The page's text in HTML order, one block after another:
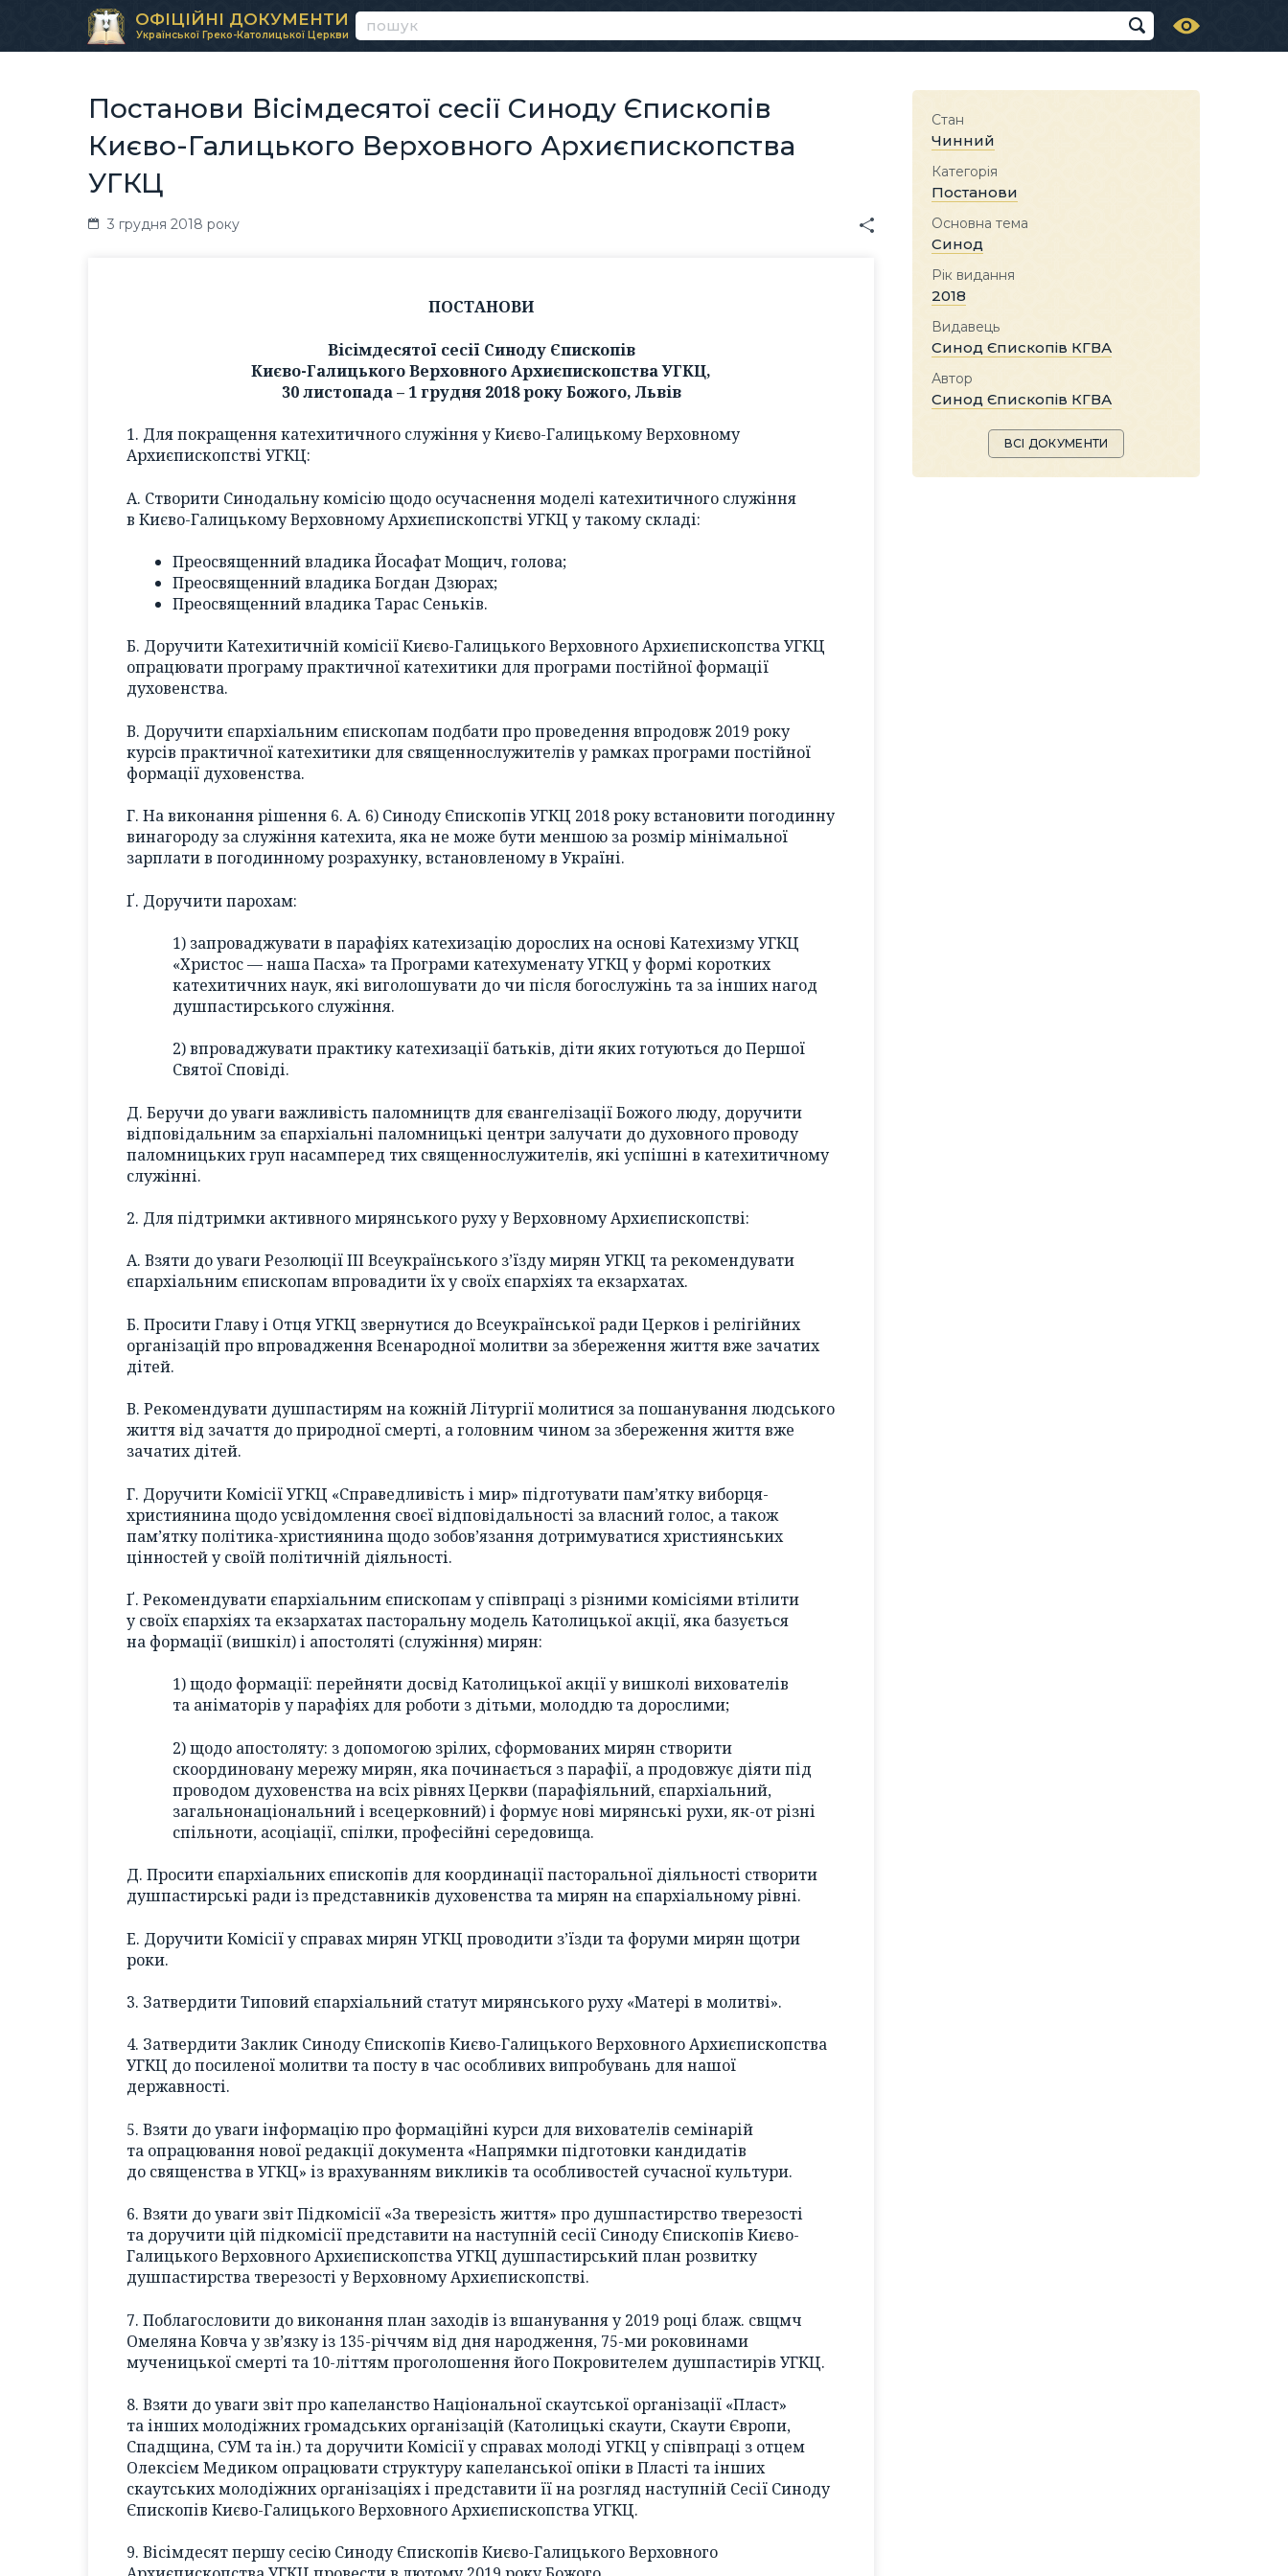
ОФІЦІЙНІ ДОКУМЕНТИ
Української Греко-Католицької Церкви
Постанови Вісімдесятої сесії Синоду Єпископів
Києво-Галицького Верховного Архиєпископства
УГКЦ
3 грудня 2018 року
ПОСТАНОВИ
Вісімдесятої сесії Синоду Єпископів
Києво-Галицького Верховного Архиєпископства УГКЦ,
30 листопада – 1 грудня 2018 року Божого, Львів
1. Для покращення катехитичного служіння у Києво-Галицькому Верховному
Архиєпископстві УГКЦ:
А. Створити Синодальну комісію щодо осучаснення моделі катехитичного служіння
в Києво-Галицькому Верховному Архиєпископстві УГКЦ у такому складі:
Преосвященний владика Йосафат Мощич, голова;
Преосвященний владика Богдан Дзюрах;
Преосвященний владика Тарас Сеньків.
Б. Доручити Катехитичній комісії Києво-Галицького Верховного Архиєпископства УГКЦ
опрацювати програму практичної катехитики для програми постійної формації
духовенства.
В. Доручити єпархіальним єпископам подбати про проведення впродовж 2019 року
курсів практичної катехитики для священнослужителів у рамках програми постійної
формації духовенства.
Г. На виконання рішення 6. А. 6) Синоду Єпископів УГКЦ 2018 року встановити погодинну
винагороду за служіння катехита, яка не може бути меншою за розмір мінімальної
зарплати в погодинному розрахунку, встановленому в Україні.
Ґ. Доручити парохам:
1) запроваджувати в парафіях катехизацію дорослих на основі Катехизму УГКЦ
«Христос — наша Пасха» та Програми катехуменату УГКЦ у формі коротких
катехитичних наук, які виголошувати до чи після богослужінь та за інших нагод
душпастирського служіння.
2) впроваджувати практику катехизації батьків, діти яких готуються до Першої
Святої Сповіді.
Д. Беручи до уваги важливість паломництв для євангелізації Божого люду, доручити
відповідальним за єпархіальні паломницькі центри залучати до духовного проводу
паломницьких груп насамперед тих священнослужителів, які успішні в катехитичному
служінні.
2. Для підтримки активного мирянського руху у Верховному Архиєпископстві:
А. Взяти до уваги Резолюції ІІІ Всеукраїнського з’їзду мирян УГКЦ та рекомендувати
єпархіальним єпископам впровадити їх у своїх єпархіях та екзархатах.
Б. Просити Главу і Отця УГКЦ звернутися до Всеукраїнської ради Церков і релігійних
організацій про впровадження Всенародної молитви за збереження життя вже зачатих
дітей.
В. Рекомендувати душпастирям на кожній Літургії молитися за пошанування людського
життя від зачаття до природної смерті, а головним чином за збереження життя вже
зачатих дітей.
Г. Доручити Комісії УГКЦ «Справедливість і мир» підготувати пам’ятку виборця-
християнина щодо усвідомлення своєї відповідальності за власний голос, а також
пам’ятку політика-християнина щодо зобов’язання дотримуватися християнських
цінностей у своїй політичній діяльності.
Ґ. Рекомендувати єпархіальним єпископам у співпраці з різними комісіями втілити
у своїх єпархіях та екзархатах пасторальну модель Католицької акції, яка базується
на формації (вишкіл) і апостоляті (служіння) мирян:
1) щодо формації: перейняти досвід Католицької акції у вишколі вихователів
та аніматорів у парафіях для роботи з дітьми, молоддю та дорослими;
2) щодо апостоляту: з допомогою зрілих, сформованих мирян створити
скоординовану мережу мирян, яка починається з парафії, а продовжує діяти під
проводом духовенства на всіх рівнях Церкви (парафіяльний, єпархіальний,
загальнонаціональний і всецерковний) і формує нові мирянські рухи, як-от різні
спільноти, асоціації, спілки, професійні середовища.
Д. Просити єпархіальних єпископів для координації пасторальної діяльності створити
душпастирські ради із представників духовенства та мирян на єпархіальному рівні.
Е. Доручити Комісії у справах мирян УГКЦ проводити з’їзди та форуми мирян щотри
роки.
3. Затвердити Типовий єпархіальний статут мирянського руху «Матері в молитві».
4. Затвердити Заклик Синоду Єпископів Києво-Галицького Верховного Архиєпископства
УГКЦ до посиленої молитви та посту в час особливих випробувань для нашої
державності.
5. Взяти до уваги інформацію про формаційні курси для вихователів семінарій
та опрацювання нової редакції документа «Напрямки підготовки кандидатів
до священства в УГКЦ» із врахуванням викликів та особливостей сучасної культури.
6. Взяти до уваги звіт Підкомісії «За тверезість життя» про душпастирство тверезості
та доручити цій підкомісії представити на наступній сесії Синоду Єпископів Києво-
Галицького Верховного Архиєпископства УГКЦ душпастирський план розвитку
душпастирства тверезості у Верховному Архиєпископстві.
7. Поблагословити до виконання план заходів із вшанування у 2019 році блаж. cвщмч
Омеляна Ковча у зв’язку із 135-річчям від дня народження, 75-ми роковинами
мученицької смерті та 10-літтям проголошення його Покровителем душпастирів УГКЦ.
8. Взяти до уваги звіт про капеланство Національної скаутської організації «Пласт»
та інших молодіжних громадських організацій (Католицькі скаути, Скаути Європи,
Спадщина, СУМ та ін.) та доручити Комісії у справах молоді УГКЦ у співпраці з отцем
Олексієм Медиком опрацювати структуру капеланської опіки в Пласті та інших
скаутських молодіжних організаціях і представити її на розгляд наступній Сесії Синоду
Єпископів Києво-Галицького Верховного Архиєпископства УГКЦ.
9. Вісімдесят першу сесію Синоду Єпископів Києво-Галицького Верховного
Стан
Чинний
Категорія
Постанови
Основна тема
Синод
Рік видання
2018
Видавець
Синод Єпископів КГВА
Автор
Синод Єпископів КГВА
ВСІ ДОКУМЕНТИ